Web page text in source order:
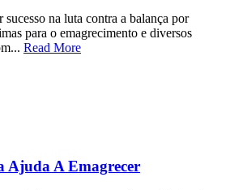
sucesso na luta contra a balança por
para o emagrecimento e diversos
Read More
Ajuda A Emagrecer